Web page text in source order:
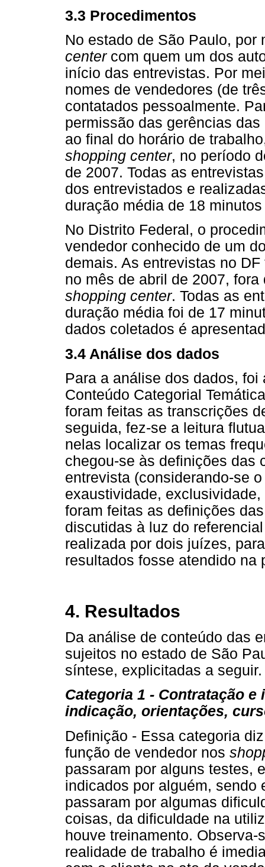
3.3 Procedimentos
No estado de São Paulo,
center com quem um dos
início das entrevistas. Por
nomes de vendedores (de
contatados pessoalmente.
permissão das gerências
ao final do horário de
shopping center, no período
de 2007. Todas as
dos entrevistados e
duração média de 18
No Distrito Federal, o
vendedor conhecido de um
demais. As entrevistas no
no mês de abril de 2007,
shopping center. Todas as
duração média foi de 17
dados coletados é
3.4 Análise dos dados
Para a análise dos dados,
Conteúdo Categorial
foram feitas as transcrições
seguida, fez-se a leitura
nelas localizar os temas
chegou-se às definições das
entrevista (considerando-se
exaustividade,
foram feitas as definições
discutidas à luz do
realizada por dois juízes,
resultados fosse atendido na
4. Resultados
Da análise de conteúdo das
sujeitos no estado de São
síntese, explicitadas a seguir.
Categoria 1 - Contratação
indicação, orientações,
Definição - Essa categoria
função de vendedor nos
passaram por alguns testes,
indicados por alguém, sendo
passaram por algumas
coisas, da dificuldade na
houve treinamento.
realidade de trabalho é